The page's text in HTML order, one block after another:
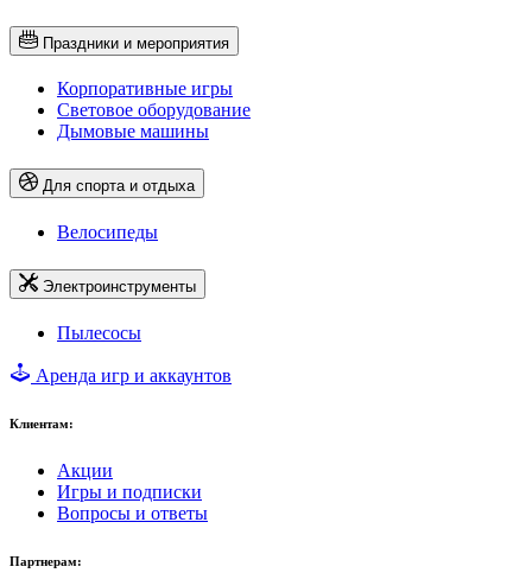
Праздники и мероприятия
Корпоративные игры
Световое оборудование
Дымовые машины
Для спорта и отдыха
Велосипеды
Электроинструменты
Пылесосы
Аренда игр и аккаунтов
Клиентам:
Акции
Игры и подписки
Вопросы и ответы
Партнерам: